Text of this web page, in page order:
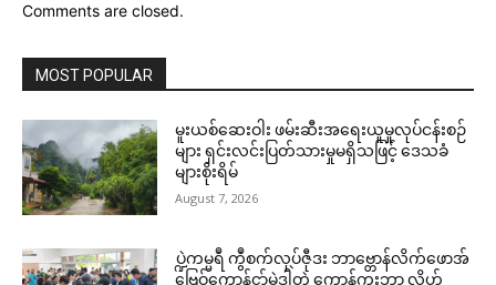
Comments are closed.
MOST POPULAR
မူးယစ်ဆေးဝါး ဖမ်းဆီးအရေးယူမှုလုပ်ငန်းစဉ်
များ ရှင်းလင်းပြတ်သားမှုမရှိသဖြင့် ဒေသခံ
များစိုးရိမ်
August 7, 2026
ပ္ဍဲကမ္မရဳ ကွဳစက်လုပ်ဇီုဒး ဘာဗ္တောန်လိက်ဖောအ်
ဗြေဝ်ကောန်ၚာ်မွဲဒၞါဲတုဲ ကောန်ကွးဘာ လၟိဟ်